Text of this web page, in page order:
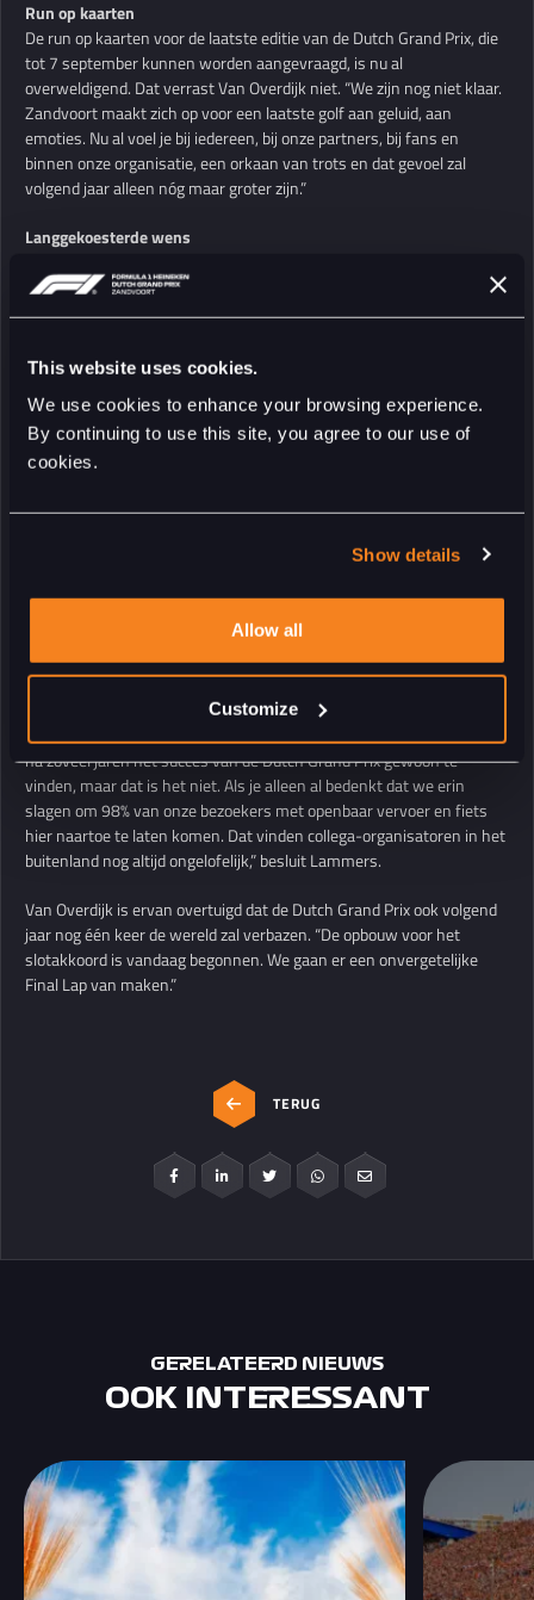
This website uses cookies.
We use cookies to enhance your browsing experience.
By continuing to use this site, you agree to our use of
cookies.
Show details
Allow all
Customize
Run op kaarten
De run op kaarten voor de laatste editie van de Dutch Grand Prix, die
tot 7 september kunnen worden aangevraagd, is nu al
overweldigend. Dat verrast Van Overdijk niet. “We zijn nog niet klaar.
Zandvoort maakt zich op voor een laatste golf aan geluid, aan
emoties. Nu al voel je bij iedereen, bij onze partners, bij fans en
binnen onze organisatie, een orkaan van trots en dat gevoel zal
volgend jaar alleen nóg maar groter zijn.”
Langgekoesterde wens
terug te kijken, zegt Jan Lammers, sportief directeur van de Dutch
Grand Prix. Naast een spectaculaire race waren het uitrollen van een
van de Koninklijke Luchtmacht vlak voor de start van de Dutch Grand
langgekoesterde wens van de fans, die dat natuurlijk ook in het
buitenland zien bij grote sportevenementen.”
“Het draagt bij aan het gevoel van nationale trots en geeft extra
weer een spectaculaire race gezien met veel drama en een mooie
“Door de hele week heen hebben 305.000 mensen de raceweek
bezocht. Bijna onopgemerkt is de donderdag, met dank aan de grote
belangstelling voor zakelijke arrangementen, uitgegroeid tot een dag
waarop duizenden genodigden op het circuit zijn. We zijn geneigd om
na zoveel jaren het succes van de Dutch Grand Prix gewoon te
vinden, maar dat is het niet. Als je alleen al bedenkt dat we erin
slagen om 98% van onze bezoekers met openbaar vervoer en fiets
hier naartoe te laten komen. Dat vinden collega-organisatoren in het
buitenland nog altijd ongelofelijk,” besluit Lammers.
Van Overdijk is ervan overtuigd dat de Dutch Grand Prix ook volgend
jaar nog één keer de wereld zal verbazen. “De opbouw voor het
slotakkoord is vandaag begonnen. We gaan er een onvergetelijke
Final Lap van maken.”
TERUG
GERELATEERD NIEUWS
OOK INTERESSANT